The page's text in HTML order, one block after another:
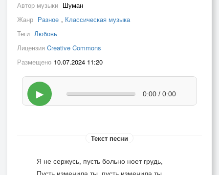
Автор музыки Шуман
Жанр Разное , Классическая музыка
Теги Любовь
Лицензия Creative Commons
Размещено 10.07.2024 11:20
▶ 0:00 / 0:00
Текст песни
Я не сержусь, пусть больно ноет грудь,
Пусть изменила ты, пусть изменила ты,